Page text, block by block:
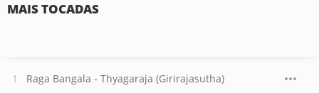
MAIS TOCADAS
Raga Bangala - Thyagaraja (Girirajasutha)